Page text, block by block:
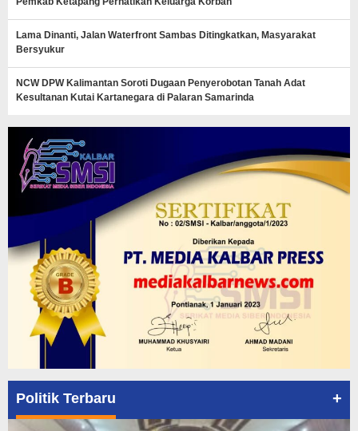
Lama Dinanti, Jalan Waterfront Sambas Ditingkatkan, Masyarakat
Bersyukur
NCW DPW Kalimantan Soroti Dugaan Penyerobotan Tanah Adat
Kesultanan Kutai Kartanegara di Palaran Samarinda
Politik Terbaru +